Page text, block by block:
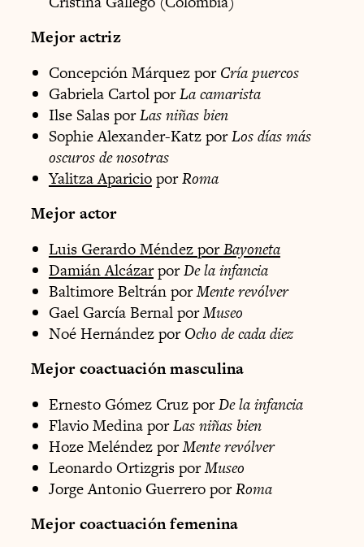
Mejor actriz
Concepción Márquez porCría puercos
Gabriela Cartol porLa camarista
Ilse Salas porLas niñas bien
Sophie Alexander-Katz porLos días más
oscuros de nosotras
Yalitza AparicioporRoma
Mejor actor
Luis Gerardo Méndez porBayoneta
Damián AlcázarporDe la infancia
Baltimore Beltrán porMente revólver
Gael García Bernal porMuseo
Noé Hernández porOcho de cada diez
Mejor coactuación masculina
Ernesto Gómez Cruz porDe la infancia
Flavio Medina porLas niñas bien
Hoze Meléndez porMente revólver
Leonardo Ortizgris porMuseo
Jorge Antonio Guerrero porRoma
Mejor coactuación femenina